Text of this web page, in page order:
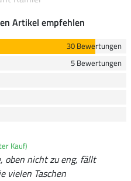
Artikel empfehlen
30 Bewertungen
5 Bewertungen
Kauf)
oben nicht zu eng, fällt
vielen Taschen